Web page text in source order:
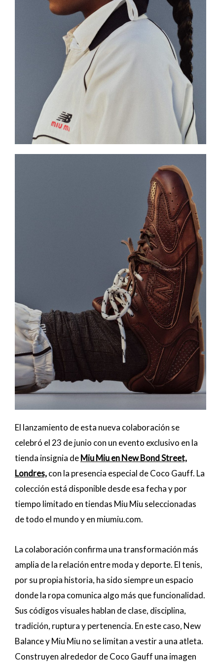
El lanzamiento de esta nueva colaboración se
celebró el 23 de junio con un evento exclusivo en la
tienda insignia deMiu Miu en New Bond Street,
Londres,con la presencia especial de Coco Gauff. La
colección está disponible desde esa fecha y por
tiempo limitado en tiendas Miu Miu seleccionadas
de todo el mundo y en miumiu.com.
La colaboración confirma una transformación más
amplia de la relación entre moda y deporte. El tenis,
por su propia historia, ha sido siempre un espacio
donde la ropa comunica algo más que funcionalidad.
Sus códigos visuales hablan de clase, disciplina,
tradición, ruptura y pertenencia. En este caso, New
Balance y Miu Miu no se limitan a vestir a una atleta.
Construyen alrededor de Coco Gauff una imagen